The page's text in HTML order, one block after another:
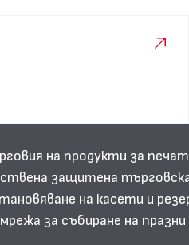
на продукти за
защитена
на касети и
за събиране на